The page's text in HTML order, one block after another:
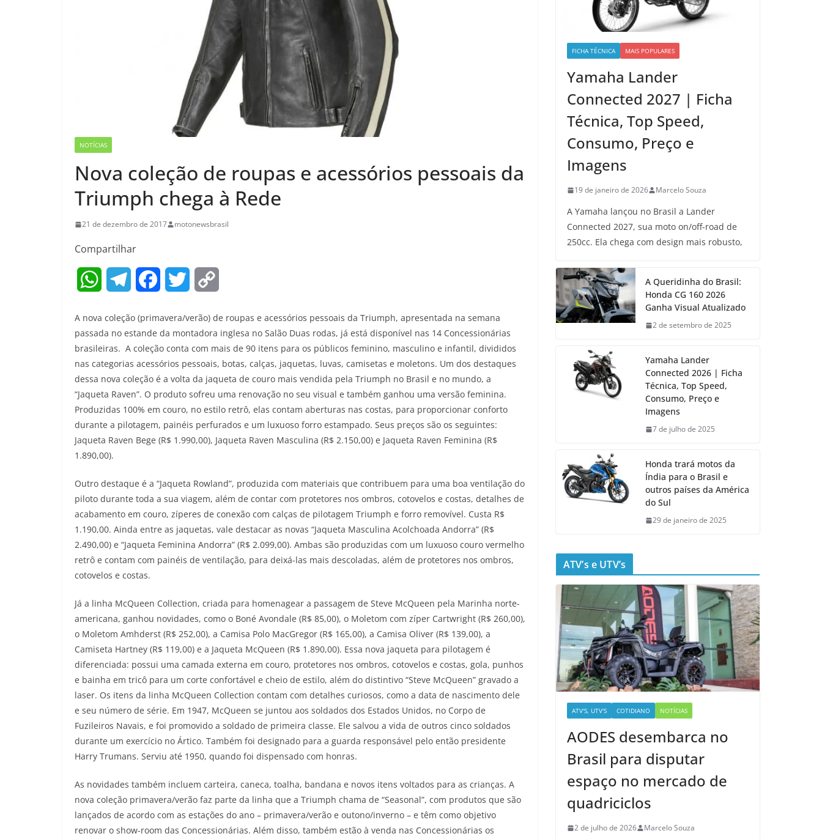
NOTÍCIAS
Nova coleção de roupas e acessórios pessoais da
Triumph chega à Rede
21 de dezembro de 2017 motonewsbrasil
Compartilhar
W
a
t
s
A
p
p
l
e
g
r
a
c
e
b
o
o
i
t
t
e
r
p
y
L
i
n
A nova coleção (primavera/verão) de roupas e acessórios pessoais da Triumph, apresentada na semana
passada no estande da montadora inglesa no Salão Duas rodas, já está disponível nas 14 Concessionárias
brasileiras. A coleção conta com mais de 90 itens para os públicos feminino, masculino e infantil, divididos
nas categorias acessórios pessoais, botas, calças, jaquetas, luvas, camisetas e moletons. Um dos destaques
dessa nova coleção é a volta da jaqueta de couro mais vendida pela Triumph no Brasil e no mundo, a
“Jaqueta Raven”. O produto sofreu uma renovação no seu visual e também ganhou uma versão feminina.
Produzidas 100% em couro, no estilo retrô, elas contam aberturas nas costas, para proporcionar conforto
durante a pilotagem, painéis perfurados e um luxuoso forro estampado. Seus preços são os seguintes:
Jaqueta Raven Bege (R$ 1.990,00), Jaqueta Raven Masculina (R$ 2.150,00) e Jaqueta Raven Feminina (R$
1.890,00).
Outro destaque é a “Jaqueta Rowland”, produzida com materiais que contribuem para uma boa ventilação do
piloto durante toda a sua viagem, além de contar com protetores nos ombros, cotovelos e costas, detalhes de
acabamento em couro, zíperes de conexão com calças de pilotagem Triumph e forro removível. Custa R$
1.190,00. Ainda entre as jaquetas, vale destacar as novas “Jaqueta Masculina Acolchoada Andorra” (R$
2.490,00) e “Jaqueta Feminina Andorra” (R$ 2.099,00). Ambas são produzidas com um luxuoso couro vermelho
retrô e contam com painéis de ventilação, para deixá-las mais descoladas, além de protetores nos ombros,
cotovelos e costas.
Já a linha McQueen Collection, criada para homenagear a passagem de Steve McQueen pela Marinha norte-
americana, ganhou novidades, como o Boné Avondale (R$ 85,00), o Moletom com zíper Cartwright (R$ 260,00),
o Moletom Amhderst (R$ 252,00), a Camisa Polo MacGregor (R$ 165,00), a Camisa Oliver (R$ 139,00), a
Camiseta Hartney (R$ 119,00) e a Jaqueta McQueen (R$ 1.890,00). Essa nova jaqueta para pilotagem é
diferenciada: possui uma camada externa em couro, protetores nos ombros, cotovelos e costas, gola, punhos
e bainha em tricô para um corte confortável e cheio de estilo, além do distintivo “Steve McQueen” gravado a
laser. Os itens da linha McQueen Collection contam com detalhes curiosos, como a data de nascimento dele
e seu número de série. Em 1947, McQueen se juntou aos soldados dos Estados Unidos, no Corpo de
Fuzileiros Navais, e foi promovido a soldado de primeira classe. Ele salvou a vida de outros cinco soldados
durante um exercício no Ártico. Também foi designado para a guarda responsável pelo então presidente
Harry Trumans. Serviu até 1950, quando foi dispensado com honras.
As novidades também incluem carteira, caneca, toalha, bandana e novos itens voltados para as crianças. A
nova coleção primavera/verão faz parte da linha que a Triumph chama de “Seasonal”, com produtos que são
lançados de acordo com as estações do ano – primavera/verão e outono/inverno – e têm como objetivo
renovar o show-room das Concessionárias. Além disso, também estão à venda nas Concessionárias os
FICHA TÉCNICA MAIS POPULARES
Yamaha Lander
Connected 2027 | Ficha
Técnica, Top Speed,
Consumo, Preço e
Imagens
19 de janeiro de 2026 Marcelo Souza
A Yamaha lançou no Brasil a Lander
Connected 2027, sua moto on/off-road de
250cc. Ela chega com design mais robusto,
A Queridinha do Brasil:
Honda CG 160 2026
Ganha Visual Atualizado
2 de setembro de 2025
Yamaha Lander
Connected 2026 | Ficha
Técnica, Top Speed,
Consumo, Preço e
Imagens
7 de julho de 2025
Honda trará motos da
Índia para o Brasil e
outros países da América
do Sul
29 de janeiro de 2025
ATV’s e UTV’s
ATV'S, UTV'S COTIDIANO NOTÍCIAS
AODES desembarca no
Brasil para disputar
espaço no mercado de
quadriciclos
2 de julho de 2026 Marcelo Souza